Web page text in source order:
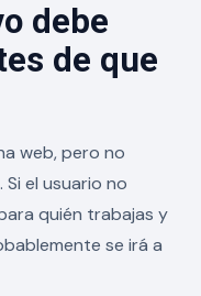
debe
de que
web, pero no
el usuario no
quién trabajas y
se irá a